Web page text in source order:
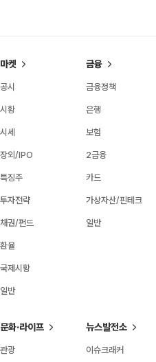
마켓
공시
시황
시세
장외/IPO
특징주
투자전략
채권/펀드
환율
국제시황
일반
금융
금융정책
은행
보험
2금융
카드
가상자산/핀테크
일반
문화·라이프
관광
뉴스발전소
이슈크래커